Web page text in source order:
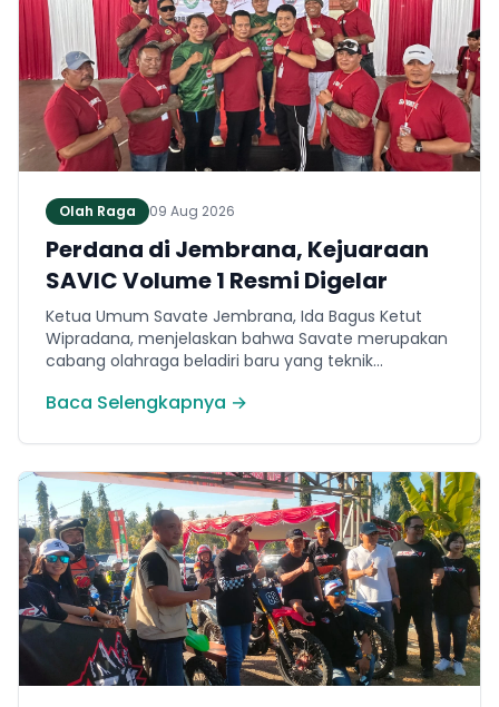
Olah Raga 09 Aug 2026
Perdana di Jembrana, Kejuaraan
SAVIC Volume 1 Resmi Digelar
Ketua Umum Savate Jembrana, Ida Bagus Ketut
Wipradana, menjelaskan bahwa Savate merupakan
cabang olahraga beladiri baru yang teknik
kickboxing. Ia menyampaikan bahwa ajang bertajuk
dirancang khusus untuk memfasilitasi minat
masyarakat lokal di bidang olahraga tarung.
Baca Selengkapnya →